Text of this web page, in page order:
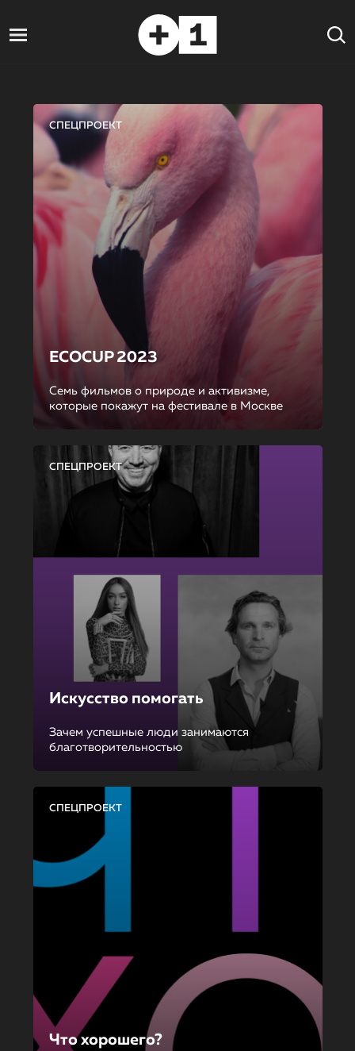
СПЕЦПРОЕКТ
ECOCUP 2023
Семь фильмов о природе и активизме,
которые покажут на фестивале в Москве
СПЕЦПРОЕКТ
Искусство помогать
Зачем успешные люди занимаются
благотворительностью
СПЕЦПРОЕКТ
Что хорошего?